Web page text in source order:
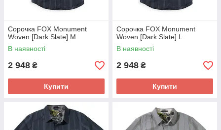
Сорочка FOX Monument
Woven [Dark Slate] M
В наявності
2 948 ₴
Купити
Сорочка FOX Monument
Woven [Dark Slate] L
В наявності
2 948 ₴
Купити